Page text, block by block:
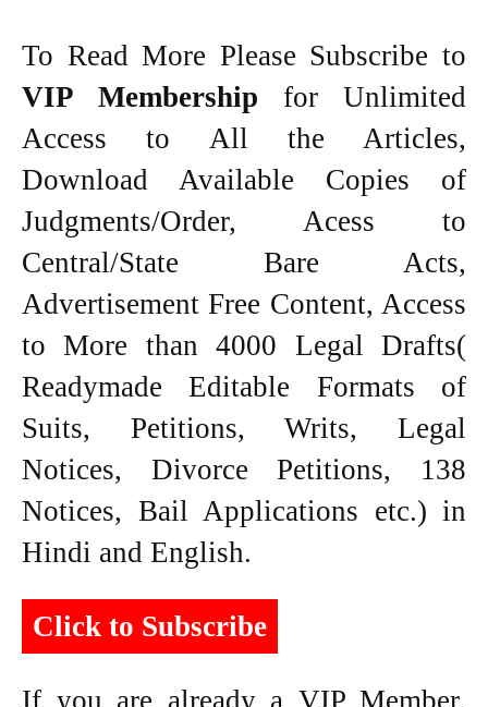
To Read More Please Subscribe to
VIP Membership for Unlimited
Access to All the Articles,
Download Available Copies of
Judgments/Order, Acess to
Central/State Bare Acts,
Advertisement Free Content, Access
to More than 4000 Legal Drafts(
Readymade Editable Formats of
Suits, Petitions, Writs, Legal
Notices, Divorce Petitions, 138
Notices, Bail Applications etc.) in
Hindi and English.
Click to Subscribe
If you are already a VIP Member,